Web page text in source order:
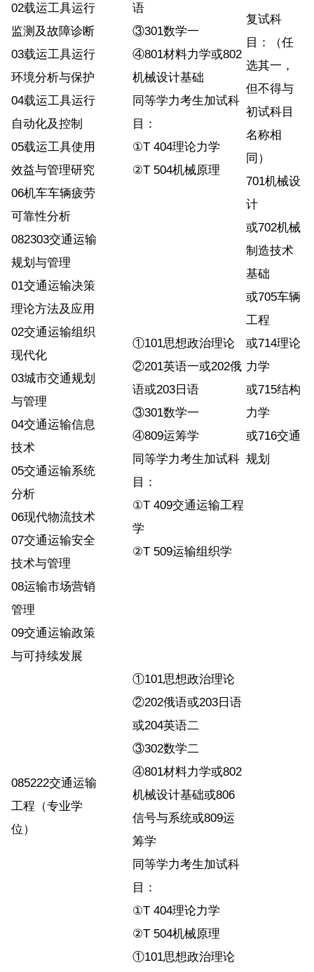
复试科
目：（任
选其一，
但不得与
初试科目
名称相
同）
701机械设
计
或702机械
制造技术
基础
或705车辆
工程
或714理论
力学
或715结构
力学
或716交通
规划
02载运工具运行
监测及故障诊断
03载运工具运行
环境分析与保护
04载运工具运行
自动化及控制
05载运工具使用
效益与管理研究
06机车车辆疲劳
可靠性分析
语
③301数学一
④801材料力学或802
机械设计基础
同等学力考生加试科
目：
①T 404理论力学
②T 504机械原理
082303交通运输
规划与管理
01交通运输决策
理论方法及应用
02交通运输组织
现代化
03城市交通规划
与管理
04交通运输信息
技术
05交通运输系统
分析
06现代物流技术
07交通运输安全
技术与管理
08运输市场营销
管理
09交通运输政策
与可持续发展
①101思想政治理论
②201英语一或202俄
语或203日语
③301数学一
④809运筹学
同等学力考生加试科
目：
①T 409交通运输工程
学
②T 509运输组织学
085222交通运输
工程（专业学
位）
①101思想政治理论
②202俄语或203日语
或204英语二
③302数学二
④801材料力学或802
机械设计基础或806
信号与系统或809运
筹学
同等学力考生加试科
目：
①T 404理论力学
②T 504机械原理
①101思想政治理论